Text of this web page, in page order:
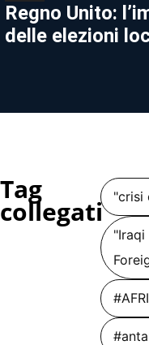
Regno Unito:
delle elezioni
Tag
collegati "crisi